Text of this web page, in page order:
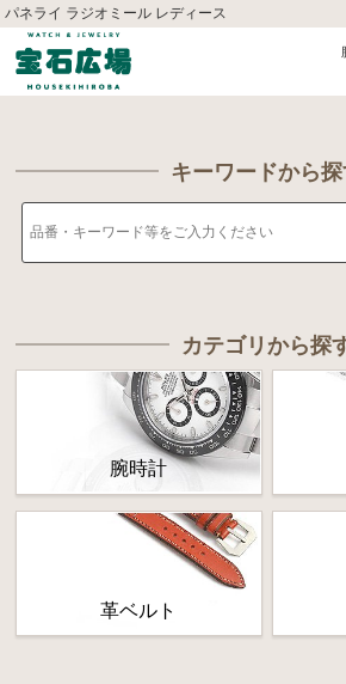
パネライ ラジオミール レディース
キーワードから
カテゴリから探
腕時計
革ベルト